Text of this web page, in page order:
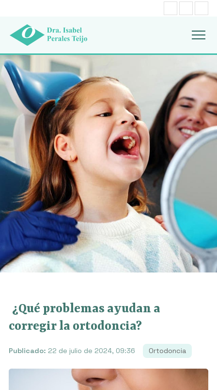
¿Qué problemas ayudan a
corregir la ortodoncia?
Publicado: 22 de julio de 2024, 09:36 Ortodoncia